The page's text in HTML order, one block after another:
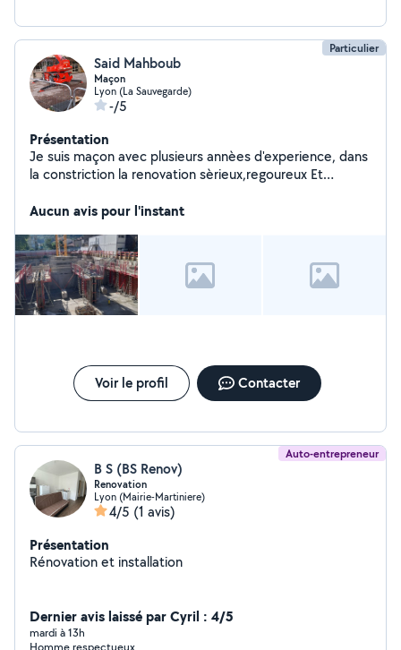
Particulier
Said Mahboub
Maçon
Lyon (La Sauvegarde)
-/5
Présentation
Je suis maçon avec plusieurs annèes d'experience, dans
la constriction la renovation sèrieux,regoureux Et
Aucun avis pour l'instant
Voir le profil Contacter
Auto-entrepreneur
B S (BS Renov)
Renovation
Lyon (Mairie-Martiniere)
4/5 (1 avis)
Présentation
Rénovation et installation
Dernier avis laissé par Cyril : 4/5
mardi à 13h
Homme respectueux